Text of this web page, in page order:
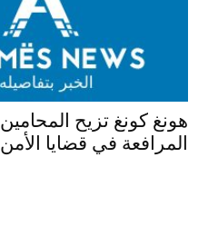
هونغ كونغ تزيح
المرافعة في قضايا